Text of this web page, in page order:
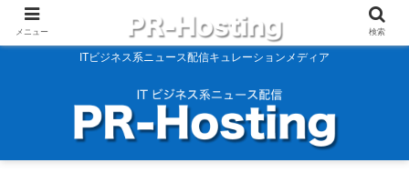
ITビジネス系ニュース配信キュレーションメディア
メニュー 検索